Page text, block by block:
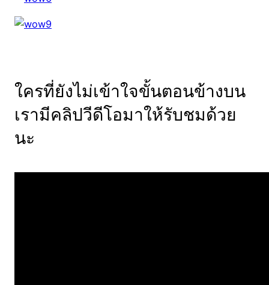
ใครที่ยังไม่เข้าใจขั้นตอนข้างบน
เรามีคลิปวีดีโอมาให้รับชมด้วย
นะ